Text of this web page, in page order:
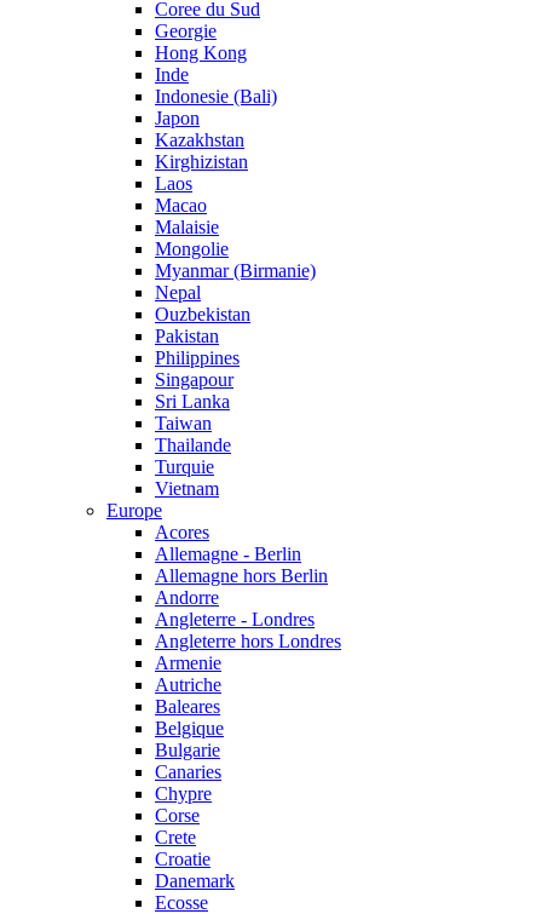
Coree du Sud
Georgie
Hong Kong
Inde
Indonesie (Bali)
Japon
Kazakhstan
Kirghizistan
Laos
Macao
Malaisie
Mongolie
Myanmar (Birmanie)
Nepal
Ouzbekistan
Pakistan
Philippines
Singapour
Sri Lanka
Taiwan
Thailande
Turquie
Vietnam
Europe
Acores
Allemagne - Berlin
Allemagne hors Berlin
Andorre
Angleterre - Londres
Angleterre hors Londres
Armenie
Autriche
Baleares
Belgique
Bulgarie
Canaries
Chypre
Corse
Crete
Croatie
Danemark
Ecosse